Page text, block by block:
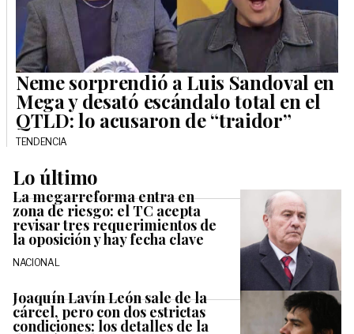
Neme sorprendió a Luis Sandoval en
Mega y desató escándalo total en el
QTLD: lo acusaron de “traidor”
TENDENCIA
Lo último
La megarreforma entra en
zona de riesgo: el TC acepta
revisar tres requerimientos de
la oposición y hay fecha clave
NACIONAL
Joaquín Lavín León sale de la
cárcel, pero con dos estrictas
condiciones: los detalles de la